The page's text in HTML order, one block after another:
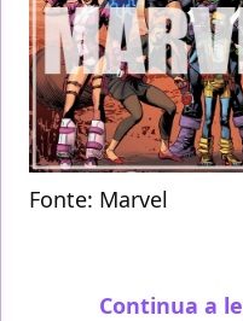
Fonte: Marvel
Continua a